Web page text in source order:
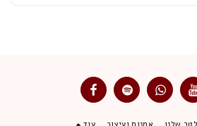
שלנו אמנות ועיצוב עוד